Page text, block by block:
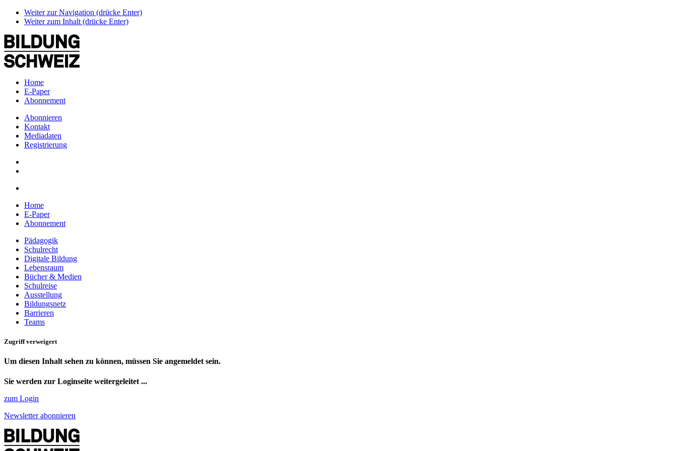
Weiter zur Navigation (drücke Enter)
Weiter zum Inhalt (drücke Enter)
Home
E-Paper
Abonnement
Abonnieren
Kontakt
Mediadaten
Registrierung
Home
E-Paper
Abonnement
Pädagogik
Schulrecht
Digitale Bildung
Lebensraum
Bücher & Medien
Schulreise
Ausstellung
Bildungsnetz
Barrieren
Teams
Zugriff verweigert
Um diesen Inhalt sehen zu können, müssen Sie angemeldet sein.
Sie werden zur Loginseite weitergeleitet ...
zum Login
Newsletter abonnieren